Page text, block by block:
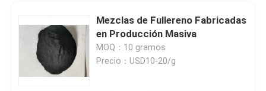
Mezclas de Fullereno Fabricadas
en Producción Masiva
MOQ：10 gramos
Precio：USD10-20/g